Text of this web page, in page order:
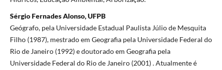
Sérgio Fernades Alonso, UFPB
Geógrafo, pela Universidade Estadual Paulista Júlio de Mesquita
Filho (1987), mestrado em Geografia pela Universidade Federal do
Rio de Janeiro (1992) e doutorado em Geografia pela
Universidade Federal do Rio de Janeiro (2001) . Atualmente é